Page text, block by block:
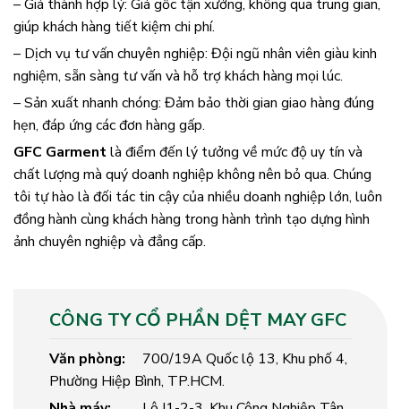
– Giá thành hợp lý: Giá gốc tận xưởng, không qua trung gian,
giúp khách hàng tiết kiệm chi phí.
– Dịch vụ tư vấn chuyên nghiệp: Đội ngũ nhân viên giàu kinh
nghiệm, sẵn sàng tư vấn và hỗ trợ khách hàng mọi lúc.
– Sản xuất nhanh chóng: Đảm bảo thời gian giao hàng đúng
hẹn, đáp ứng các đơn hàng gấp.
GFC Garmentlà điểm đến lý tưởng về mức độ uy tín và
chất lượng mà quý doanh nghiệp không nên bỏ qua. Chúng
tôi tự hào là đối tác tin cậy của nhiều doanh nghiệp lớn, luôn
đồng hành cùng khách hàng trong hành trình tạo dựng hình
ảnh chuyên nghiệp và đẳng cấp.
CÔNG TY CỔ PHẦN DỆT MAY GFC
Văn phòng:
700/19A Quốc lộ 13, Khu phố 4,
Phường Hiệp Bình, TP.HCM.